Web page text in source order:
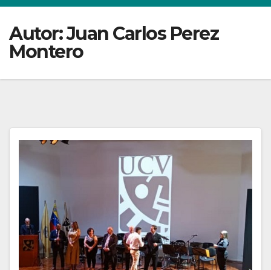
Autor:Juan Carlos Perez
Montero